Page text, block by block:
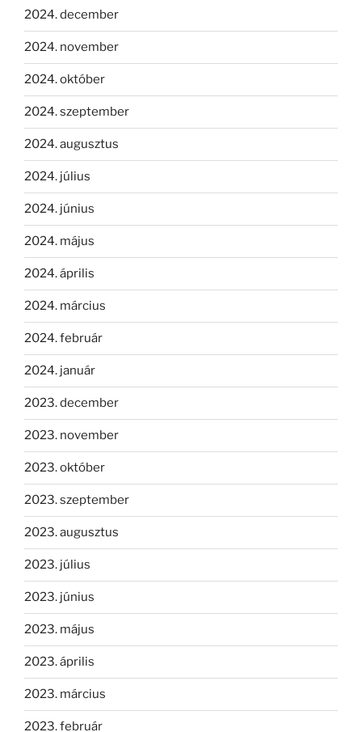
2024. december
2024. november
2024. október
2024. szeptember
2024. augusztus
2024. július
2024. június
2024. május
2024. április
2024. március
2024. február
2024. január
2023. december
2023. november
2023. október
2023. szeptember
2023. augusztus
2023. július
2023. június
2023. május
2023. április
2023. március
2023. február